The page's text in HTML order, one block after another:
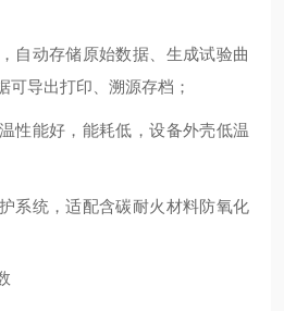
自动存储原始数据、生成试验曲
可导出打印、溯源存档；
性能好，能耗低，设备外壳低温
系统，适配含碳耐火材料防氧化